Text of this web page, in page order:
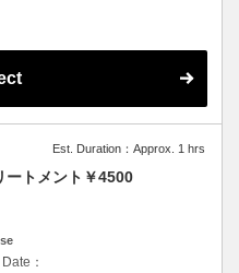
Est. Duration：Approx. 1 hrs
ートメント￥4500
：